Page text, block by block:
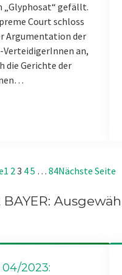
„Glyphosat“ gefällt.
Court schloss
Argumentation der
VerteidigerInnen an,
die Gerichte der
1 23 45 … 84Nächste Seite
04/2023: